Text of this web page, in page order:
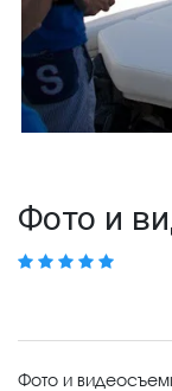
Фото и
Фото и